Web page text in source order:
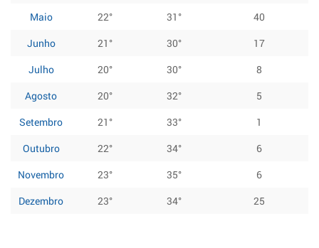
Maio
22° 31°
40
Junho
21° 30°
17
Julho
20° 30°
8
Agosto
20° 32°
5
Setembro
21° 33°
1
Outubro
22° 34°
6
Novembro
23° 35°
6
Dezembro
23° 34° 25